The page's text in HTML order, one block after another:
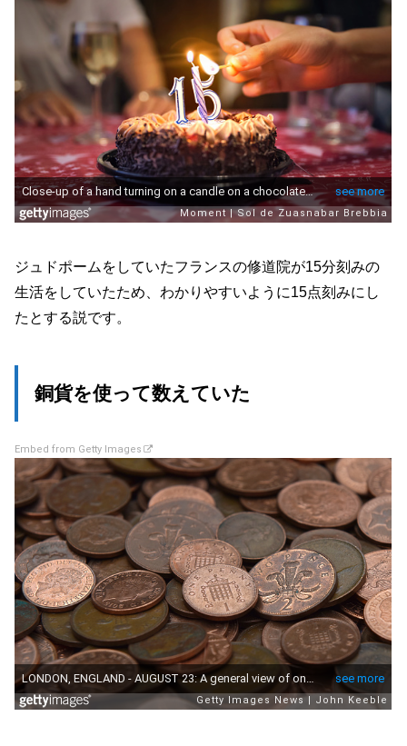
ジュドポームをしていたフランスの修道院が15分刻みの
生活をしていたため、わかりやすいように15点刻みにし
たとする説です。
銅貨を使って数えていた
Embed from Getty Images